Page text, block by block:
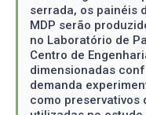
serrada, os painéis
MDP serão
no Laboratório de
Centro de
dimensionadas
demanda
como preservativos